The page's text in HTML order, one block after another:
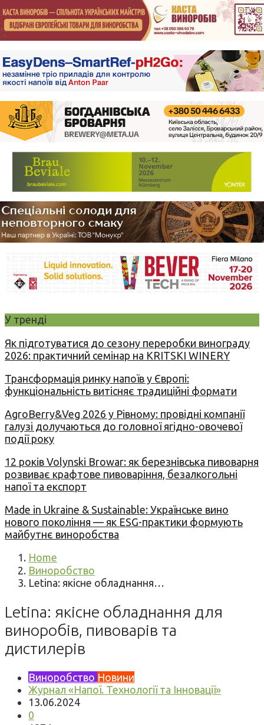
У тренді
Як підготуватися до сезону переробки винограду
2026: практичний семінар на KRITSKI WINERY
Трансформація ринку напоїв у Європі:
функціональність витісняє традиційні формати
AgroBerry&Veg 2026 у Рівному: провідні компанії
галузі долучаються до головної ягідно-овочевої
події року
12 років Volynski Browar: як березнівська пивоварня
розвиває крафтове пивоваріння, безалкогольні
напої та експорт
Made in Ukraine & Sustainable: Українське вино
нового покоління — як ESG-практики формують
майбутнє виноробства
Home
Виноробство
Letina: якісне обладнання…
Letina: якісне обладнання для
виноробів, пивоварів та
дистилерів
Виноробство Новини
Журнал «Напої. Технології та Інновації»
13.06.2024
0